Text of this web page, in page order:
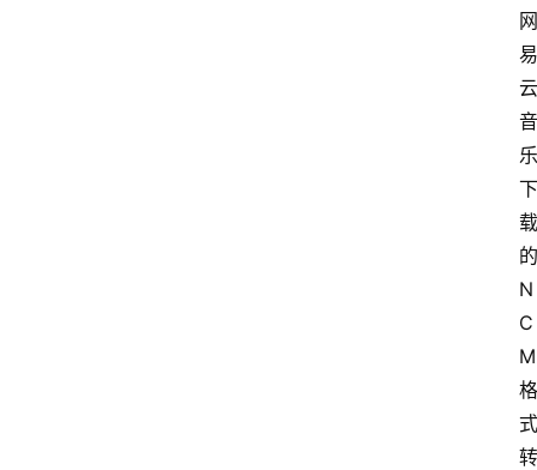
网
易
云
音
乐
下
载
的
N
C
M
格
式
转